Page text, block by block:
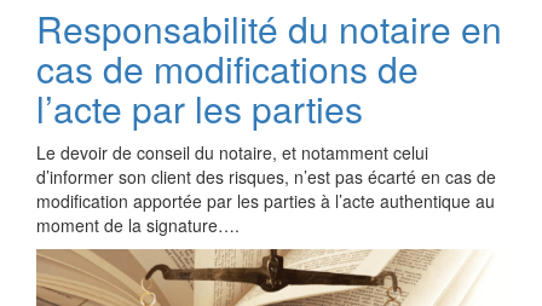
Responsabilité du notaire en
cas de modifications de
l’acte par les parties
Le devoir de conseil du notaire, et notamment celui
d’informer son client des risques, n’est pas écarté en cas de
modification apportée par les parties à l’acte authentique au
moment de la signature….